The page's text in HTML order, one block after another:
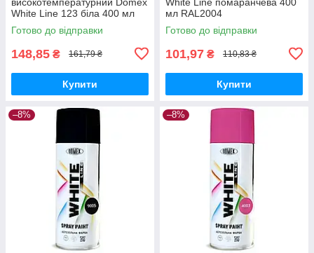
White Line 123 біла 400 мл
Готово до відправки
148,85 ₴ 161,79 ₴
Купити
мл RAL2004
Готово до відправки
101,97 ₴ 110,83 ₴
Купити
–8% –8%